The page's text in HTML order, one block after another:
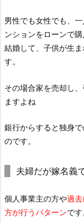
男性でも女性でも、
ンションをローンで
結婚して、子供が生
す。
その場合家を売却し
ますよね
銀行からすると独身
のです。
夫婦だが嫁名義
個人事業主の方や過
方が行うパターンです